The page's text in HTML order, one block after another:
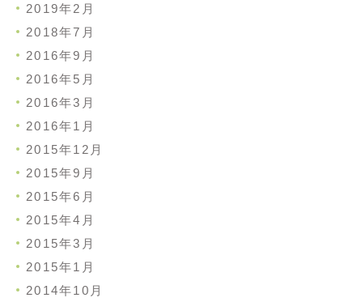
2019年2月
2018年7月
2016年9月
2016年5月
2016年3月
2016年1月
2015年12月
2015年9月
2015年6月
2015年4月
2015年3月
2015年1月
2014年10月